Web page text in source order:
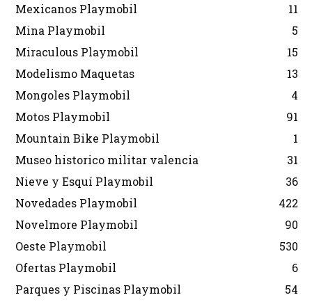
Mexicanos Playmobil
11
Mina Playmobil
5
Miraculous Playmobil
15
Modelismo Maquetas
13
Mongoles Playmobil
4
Motos Playmobil
91
Mountain Bike Playmobil
1
Museo historico militar valencia
31
Nieve y Esquí Playmobil
36
Novedades Playmobil
422
Novelmore Playmobil
90
Oeste Playmobil
530
Ofertas Playmobil
6
Parques y Piscinas Playmobil
54